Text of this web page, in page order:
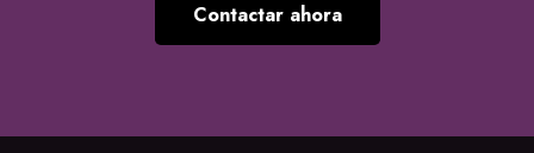
Contactar ahora